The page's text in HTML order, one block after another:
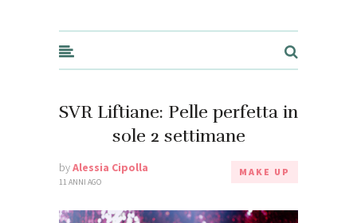
SVR Liftiane: Pelle perfetta in
sole 2 settimane
byAlessia Cipolla
11 ANNI AGO
MAKE UP